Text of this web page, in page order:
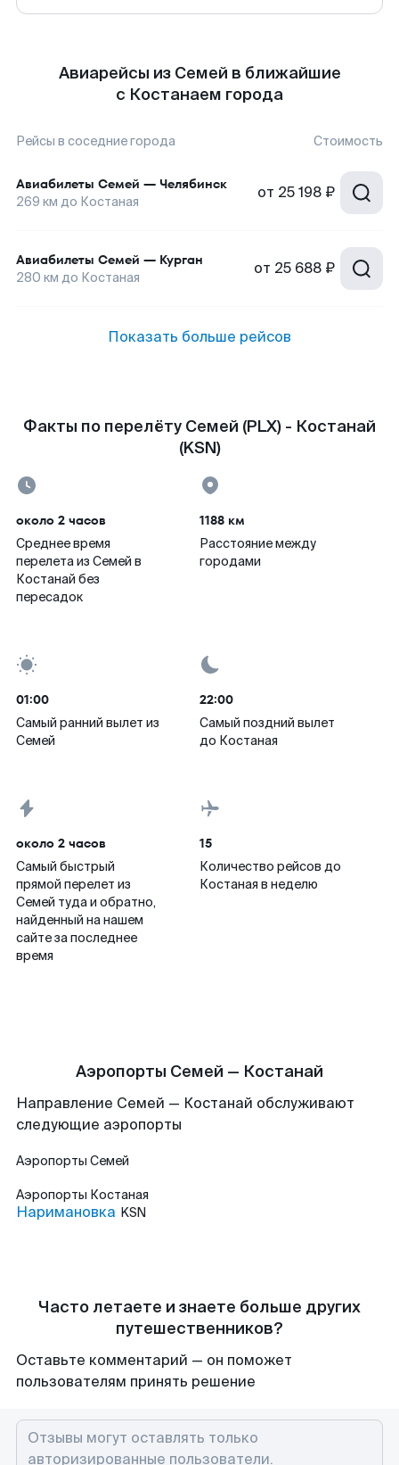
Авиарейсы из Семей в ближайшие
с Костанаем города
Рейсы в соседние города Стоимость
Авиабилеты Семей — Челябинск
269 км до Костаная от 25 198 ₽
Авиабилеты Семей — Курган
280 км до Костаная от 25 688 ₽
Показать больше рейсов
Факты по перелёту Семей (PLX) - Костанай
(KSN)
около 2 часов
Среднее время
перелета из Семей в
Костанай без
пересадок
1188 км
Расстояние между
городами
01:00
Самый ранний вылет из
Семей
22:00
Самый поздний вылет
до Костаная
около 2 часов
Самый быстрый
прямой перелет из
Семей туда и обратно,
найденный на нашем
сайте за последнее
время
15
Количество рейсов до
Костаная в неделю
Аэропорты Семей — Костанай
Направление Семей — Костанай обслуживают
следующие аэропорты
Аэропорты Семей
Аэропорты Костаная
Наримановка KSN
Часто летаете и знаете больше других
путешественников?
Оставьте комментарий — он поможет
пользователям принять решение